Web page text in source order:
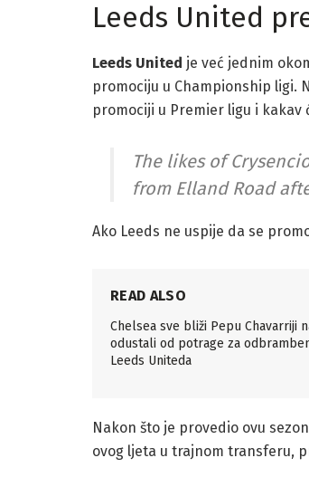
Leeds United
Leeds United je već jednim
promociju u Championship ligi.
promociji u Premier ligu i
The likes of
from Elland Road
Ako Leeds ne uspije da se
READ ALSO
Chelsea sve bliži Pepu Chavarriji
odustali od potrage za
Leeds Uniteda
Nakon što je provedio ovu
ovog ljeta u trajnom transferu,